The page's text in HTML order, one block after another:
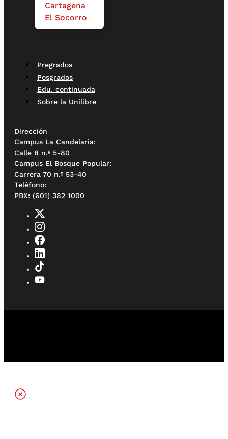
Cartagena
El Socorro
Pregrados
Posgrados
Edu. continuada
Sobre la Unilibre
Dirección
Campus La Candelaria:
Calle 8 n.º 5-80
Campus El Bosque Popular:
Carrera 70 n.º 53-40
Teléfono:
PBX: (601) 382 1000